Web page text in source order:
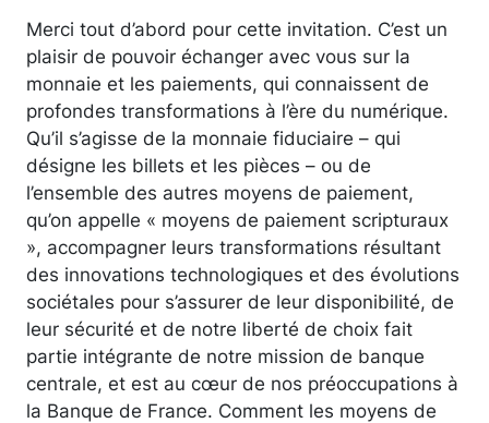
Merci tout d’abord pour cette invitation. C’est un
plaisir de pouvoir échanger avec vous sur la
monnaie et les paiements, qui connaissent de
profondes transformations à l’ère du numérique.
Qu’il s’agisse de la monnaie fiduciaire – qui
désigne les billets et les pièces – ou de
l’ensemble des autres moyens de paiement,
qu’on appelle « moyens de paiement scripturaux
», accompagner leurs transformations résultant
des innovations technologiques et des évolutions
sociétales pour s’assurer de leur disponibilité, de
leur sécurité et de notre liberté de choix fait
partie intégrante de notre mission de banque
centrale, et est au cœur de nos préoccupations à
la Banque de France. Comment les moyens de